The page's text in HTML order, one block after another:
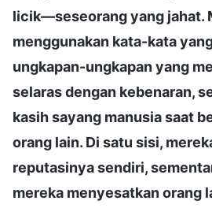
licik—seseorang yang jahat.
menggunakan kata-kata
ungkapan-ungkapan yang
selaras dengan kebenaran,
kasih sayang manusia saat
orang lain. Di satu sisi,
reputasinya sendiri,
mereka menyesatkan orang